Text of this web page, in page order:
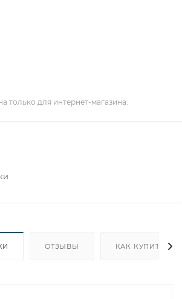
только для интернет-магазина.
ОТЗЫВЫ КАК КУПИТЬ